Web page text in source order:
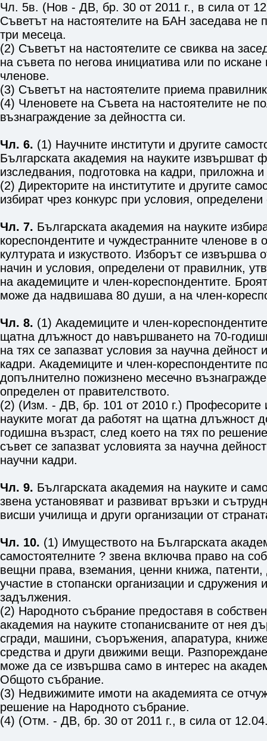
Чл. 5в. (Нов - ДВ, бр. 30 от 2011 г., в сила от
Съветът на настоятелите на БАН заседава не
три месеца.
(2) Съветът на настоятелите се свиква на
на съвета по негова инициатива или по искане
членове.
(3) Съветът на настоятелите приема
(4) Членовете на Съвета на настоятелите не
възнаграждение за дейността си.
Чл. 6. (1) Научните институти и другите
Българската академия на науките извършват
изследвания, подготовка на кадри, приложна и
(2) Директорите на институтите и другите
избират чрез конкурс при условия, определени
Чл. 7. Българската академия на науките
кореспондентите и чуждестранните членове в
културата и изкуството. Изборът се извършва
начин и условия, определени от правилник,
на академиците и член-кореспондентите.
може да надвишава 80 души, а на член-
Чл. 8. (1) Академиците и член-
щатна длъжност до навършването на 70-
на тях се запазват условия за научна дейност
кадри. Академиците и член-кореспондентите
допълнително пожизнено месечно
определен от правителството.
(2) (Изм. - ДВ, бр. 101 от 2010 г.) Професорите
науките могат да работят на щатна длъжност
годишна възраст, след което на тях по
съвет се запазват условията за научна
научни кадри.
Чл. 9. Българската академия на науките и
звена установяват и развиват връзки и
висши училища и други организации от
Чл. 10. (1) Имуществото на Българската
самостоятелните ? звена включва право на
вещни права, вземания, ценни книжа,
участие в стопански организации и сдружения
задължения.
(2) Народното събрание предоставя в
академия на науките стопанисваните от нея
сгради, машини, съоръжения, апаратура,
средства и други движими вещи.
може да се извършва само в интерес на
Общото събрание.
(3) Недвижимите имоти на академията се
решение на Народното събрание.
(4) (Отм. - ДВ, бр. 30 от 2011 г., в сила от